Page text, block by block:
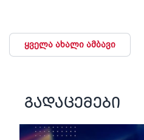
ყველა ახალი ამბავი
გადაცემები